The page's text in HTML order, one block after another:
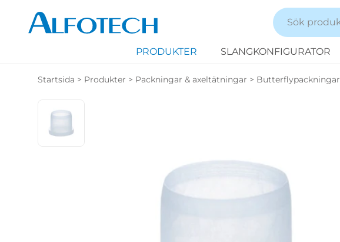
PRODUKTER SLANGKONFIGURATOR
Startsida > Produkter > Packningar & axeltätningar > Butterflypackningar